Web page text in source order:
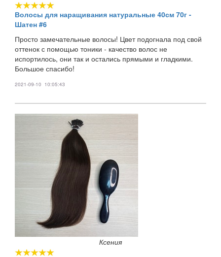
Волосы для наращивания натуральные 40см 70г -
Шатен #6
Просто замечательные волосы! Цвет подогнала под свой
оттенок с помощью тоники - качество волос не
испортилось, они так и остались прямыми и гладкими.
Большое спасибо!
2021-09-10 10:05:43
Ксения